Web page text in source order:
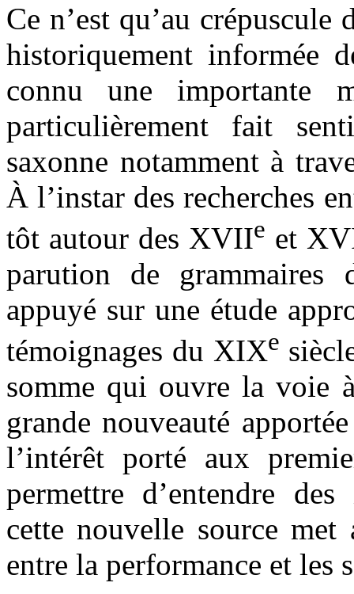
Ce n’est qu’au crépuscule
historiquement informée
connu une importante
particulièrement fait
saxonne notamment à
À l’instar des recherches
tôt autour des XVIIe et
parution de grammaires
appuyé sur une étude
témoignages du XIXe
somme qui ouvre la voie
grande nouveauté
l’intérêt porté aux
permettre d’entendre
cette nouvelle source
entre la performance et les